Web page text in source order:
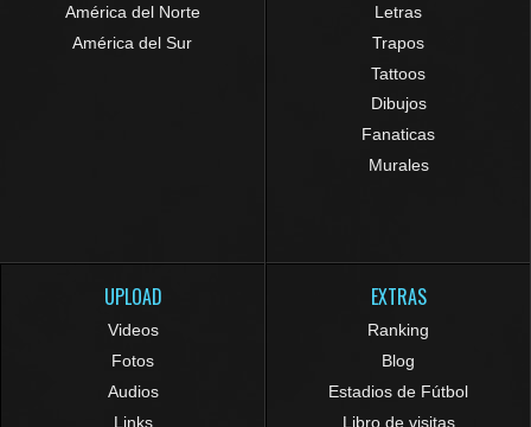
América del Norte
América del Sur
Letras
Trapos
Tattoos
Dibujos
Fanaticas
Murales
UPLOAD
Videos
Fotos
Audios
Links
EXTRAS
Ranking
Blog
Estadios de Fútbol
Libro de visitas